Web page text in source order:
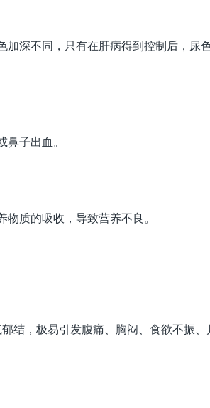
深不同，只有在肝病得到控制后，尿
子出血。
质的吸收，导致营养不良。
结，极易引发腹痛、胸闷、食欲不振、